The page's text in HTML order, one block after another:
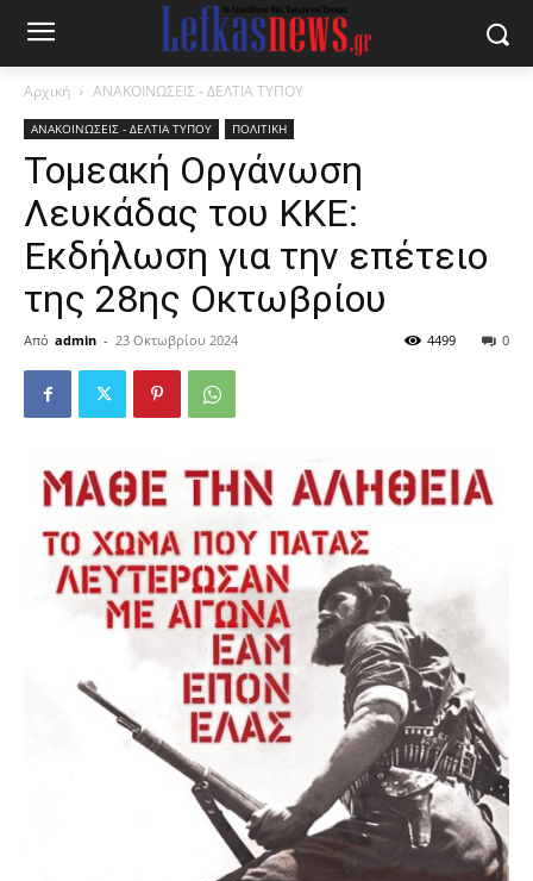
Αρχική ΑΝΑΚΟΙΝΩΣΕΙΣ - ΔΕΛΤΙΑ ΤΥΠΟΥ
ΑΝΑΚΟΙΝΩΣΕΙΣ - ΔΕΛΤΙΑ ΤΥΠΟΥ ΠΟΛΙΤΙΚΗ
Τομεακή Οργάνωση
Λευκάδας του ΚΚΕ:
Εκδήλωση για την επέτειο
της 28ης Οκτωβρίου
Από admin - 23 Οκτωβρίου 2024 0
4499